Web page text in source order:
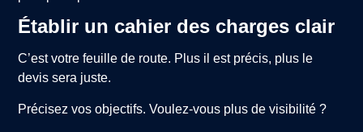
Établir un cahier des charges clair
C’est votre feuille de route. Plus il est précis, plus le
devis sera juste.
Précisez vos objectifs. Voulez-vous plus de visibilité ?